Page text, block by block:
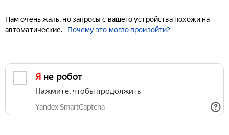
Нам очень жаль, но запросы с вашего устройства похожи на
автоматические.
Почему это могло произойти?
Я не робот
Нажмите, чтобы продолжить
Yandex SmartCaptcha